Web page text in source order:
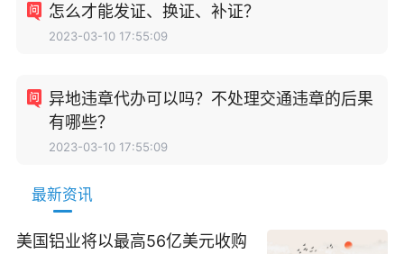
怎么才能发证、换证、补证？
2023-03-10 17:55:09
异地违章代办可以吗？不处理交通违章的后果
有哪些？
2023-03-10 17:55:09
最新资讯
美国铝业将以最高56亿美元收购